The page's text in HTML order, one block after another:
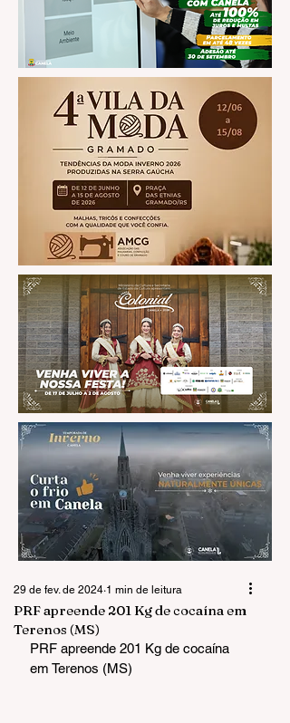
PRF apreende 201 Kg de cocaína em
Terenos (MS)
29 de fev. de 2024 1 min de leitura
PRF apreende 201 Kg de cocaína
em Terenos (MS)